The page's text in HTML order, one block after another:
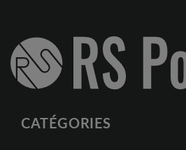
CATÉGORIES